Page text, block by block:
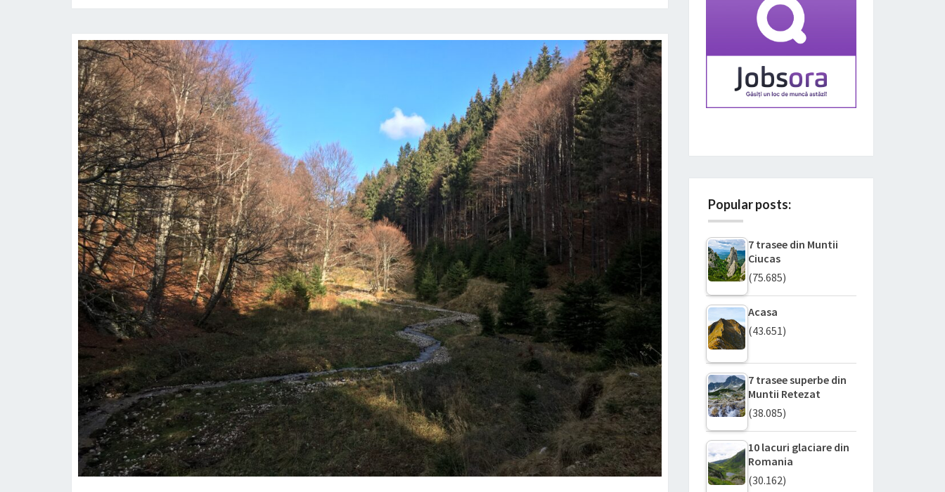
Popular posts:
7 trasee din Muntii
Ciucas
(75.685)
Acasa
(43.651)
7 trasee superbe din
Muntii Retezat
(38.085)
10 lacuri glaciare din
Romania
(30.162)